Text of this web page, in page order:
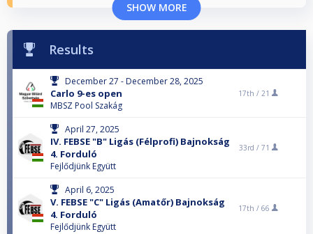
SHOW MORE
Results
December 27 - December 28, 2025
Carlo 9-es open
MBSZ Pool Szakág
17th / 21
April 27, 2025
IV. FEBSE "B" Ligás (Félprofi) Bajnokság
4. Forduló
Fejlődjünk Együtt
33rd / 71
April 6, 2025
V. FEBSE "C" Ligás (Amatőr) Bajnokság
4. Forduló
Fejlődjünk Együtt
17th / 66